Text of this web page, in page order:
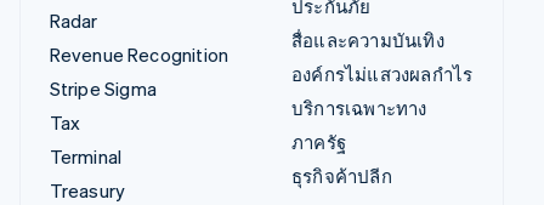
Radar
Revenue Recognition
Stripe Sigma
Tax
Terminal
Treasury
ประกันภัย
สื่อและความบันเทิง
องค์กรไม่แสวงผลกำไร
บริการเฉพาะทาง
ภาครัฐ
ธุรกิจค้าปลีก